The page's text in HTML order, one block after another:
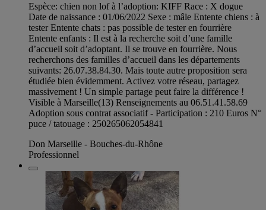
Espèce: chien non lof à l’adoption: KIFF Race : X dogue
Date de naissance : 01/06/2022 Sexe : mâle Entente chiens : à
tester Entente chats : pas possible de tester en fourrière
Entente enfants : Il est à la recherche soit d’une famille
d’accueil soit d’adoptant. Il se trouve en fourrière. Nous
recherchons des familles d’accueil dans les départements
suivants: 26.07.38.84.30. Mais toute autre proposition sera
étudiée bien évidemment. Activez votre réseau, partagez
massivement ! Un simple partage peut faire la différence !
Visible à Marseille(13) Renseignements au 06.51.41.58.69
Adoption sous contrat associatif - Participation : 210 Euros N°
puce / tatouage : 250265062054841
Don Marseille - Bouches-du-Rhône
Professionnel